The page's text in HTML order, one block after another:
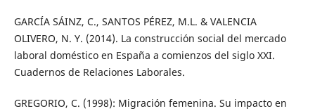
GARCÍA SÁINZ, C., SANTOS PÉREZ, M.L. & VALENCIA
OLIVERO, N. Y. (2014). La construcción social del mercado
laboral doméstico en España a comienzos del siglo XXI.
Cuadernos de Relaciones Laborales.
GREGORIO, C. (1998): Migración femenina. Su impacto en